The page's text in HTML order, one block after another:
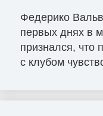
Федерико
первых днях в
признался, что
с клубом